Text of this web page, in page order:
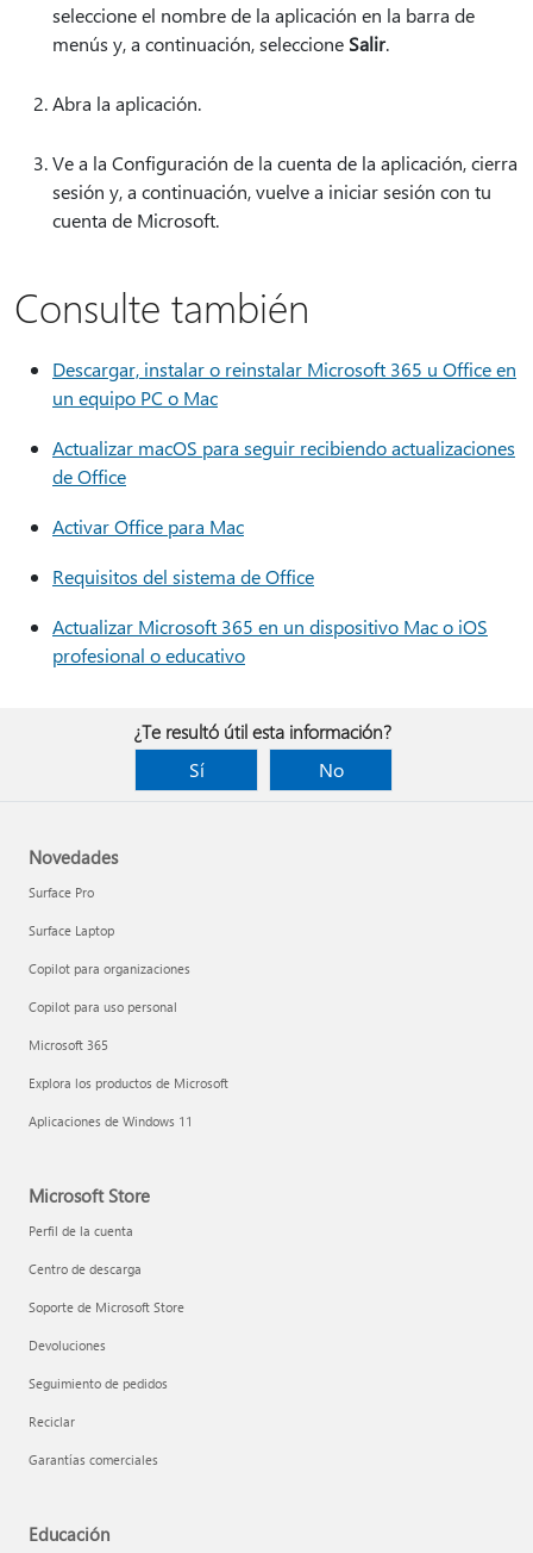
seleccione el nombre de la aplicación en la barra de
menús y, a continuación, seleccione Salir.
Abra la aplicación.
Ve a la Configuración de la cuenta de la aplicación, cierra
sesión y, a continuación, vuelve a iniciar sesión con tu
cuenta de Microsoft.
Consulte también
Descargar, instalar o reinstalar Microsoft 365 u Office en
un equipo PC o Mac
Actualizar macOS para seguir recibiendo actualizaciones
de Office
Activar Office para Mac
Requisitos del sistema de Office
Actualizar Microsoft 365 en un dispositivo Mac o iOS
profesional o educativo
¿Te resultó útil esta información?
Sí
No
Novedades
Surface Pro
Surface Laptop
Copilot para organizaciones
Copilot para uso personal
Microsoft 365
Explora los productos de Microsoft
Aplicaciones de Windows 11
Microsoft Store
Perfil de la cuenta
Centro de descarga
Soporte de Microsoft Store
Devoluciones
Seguimiento de pedidos
Reciclar
Garantías comerciales
Educación